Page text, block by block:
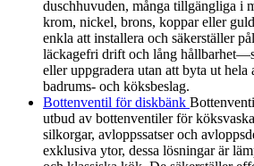
duschhuvuden, många tillgängliga i
krom, nickel, brons, koppar eller
enkla att installera och säkerställer
läckagefri drift och lång
eller uppgradera utan att byta ut
badrums- och köksbeslag.
Bottenventil för diskbänk
utbud av bottenventiler för
silkorgar, avloppssatser och
exklusiva ytor, dessa lösningar är